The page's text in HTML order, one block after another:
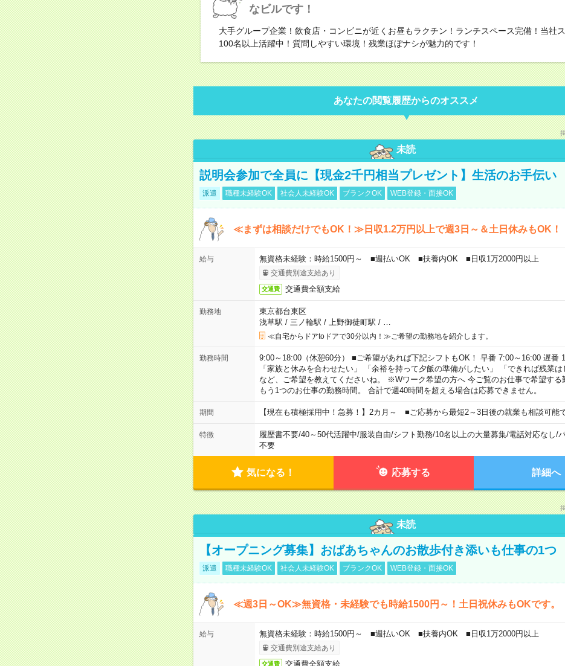
なビルです！
大手グループ企業！飲食店・コンビニが近くお昼もラクチン！ランチスペース完備！当社
100名以上活躍中！質問しやすい環境！残業ほぼナシが魅力的です！
あなたの閲覧履歴からのオススメ
未読
説明会参加で全員に【現金2千円相当プレゼント】生活のお手伝い
派遣 職種未経験OK 社会人未経験OK ブランクOK WEB登録・面接OK
≪まずは相談だけでもOK！≫日収1.2万円以上で週3日～＆土日休みもOK！
給与 無資格未経験：時給1500円～ ■週払いOK ■扶養内OK ■日収1万2000円以上
交通費別途支給あり
交通費 交通費全額支給
勤務地
東京都台東区
浅草駅 / 三ノ輪駅 / 上野御徒町駅 /
≪自宅からドアtoドアで30分以内！≫ご希望の勤務地を紹介します。
勤務時間
9:00～18:00（休憩60分） ■ご希望があれば下記シフトもOK！ 早番 7:00～16:00 遅番
「家族と休みを合わせたい」 「余裕を持って夕飯の準備がしたい」 「できれば残業は
など、ご希望を教えてくださいね。 ※Wワーク希望の方へ 今ご覧のお仕事で希望する
もう1つのお仕事の勤務時間。 合計で週40時間を超える場合は応募できません。
期間 【現在も積極採用中！急募！】2カ月～ ■ご応募から最短2～3日後の就業も相談可能
特徴 履歴書不要/40～50代活躍中/服装自由/シフト勤務/10名以上の大量募集/電話対応なし/
不要
気になる！ 応募する 詳細へ
未読
【オープニング募集】おばあちゃんのお散歩付き添いも仕事の1つ
派遣 職種未経験OK 社会人未経験OK ブランクOK WEB登録・面接OK
≪週3日～OK≫無資格・未経験でも時給1500円～！土日祝休みもOKです。
給与 無資格未経験：時給1500円～ ■週払いOK ■扶養内OK ■日収1万2000円以上
交通費別途支給あり
交通費 交通費全額支給